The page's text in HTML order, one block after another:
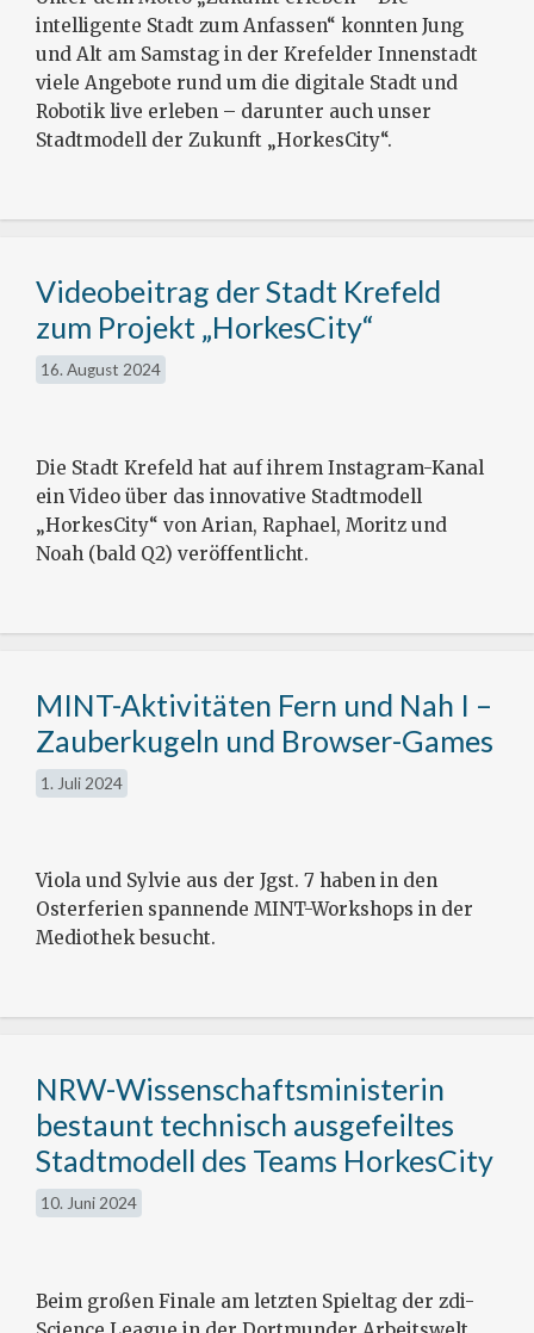
intelligente Stadt zum Anfassen“ konnten Jung
und Alt am Samstag in der Krefelder Innenstadt
viele Angebote rund um die digitale Stadt und
Robotik live erleben – darunter auch unser
Stadtmodell der Zukunft „HorkesCity“.
Videobeitrag der Stadt Krefeld
zum Projekt „HorkesCity“
16. August 2024
Die Stadt Krefeld hat auf ihrem Instagram-Kanal
ein Video über das innovative Stadtmodell
„HorkesCity“ von Arian, Raphael, Moritz und
Noah (bald Q2) veröffentlicht.
MINT-Aktivitäten Fern und Nah I –
Zauberkugeln und Browser-Games
1. Juli 2024
Viola und Sylvie aus der Jgst. 7 haben in den
Osterferien spannende MINT-Workshops in der
Mediothek besucht.
NRW-Wissenschaftsministerin
bestaunt technisch ausgefeiltes
Stadtmodell des Teams HorkesCity
10. Juni 2024
Beim großen Finale am letzten Spieltag der zdi-